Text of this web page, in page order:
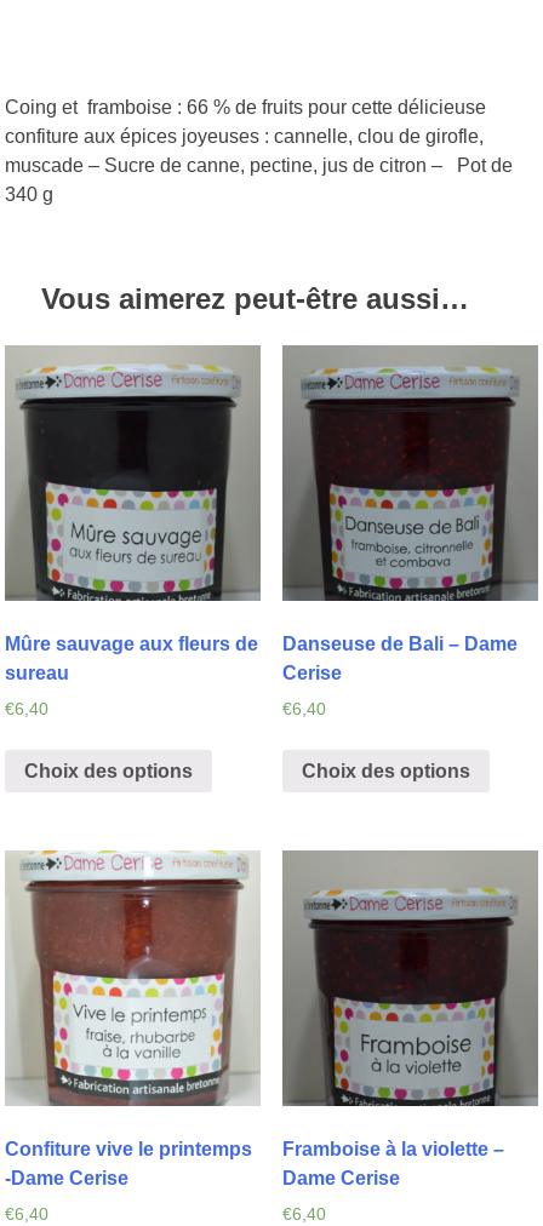
Coing et framboise : 66 % de fruits pour cette délicieuse
confiture aux épices joyeuses : cannelle, clou de girofle,
muscade – Sucre de canne, pectine, jus de citron – Pot de
340 g
Vous aimerez peut-être aussi…
Mûre sauvage aux fleurs de
sureau
€6,40
Choix des options
Danseuse de Bali – Dame
Cerise
€6,40
Choix des options
Confiture vive le printemps
-Dame Cerise
€6,40
Framboise à la violette –
Dame Cerise
€6,40